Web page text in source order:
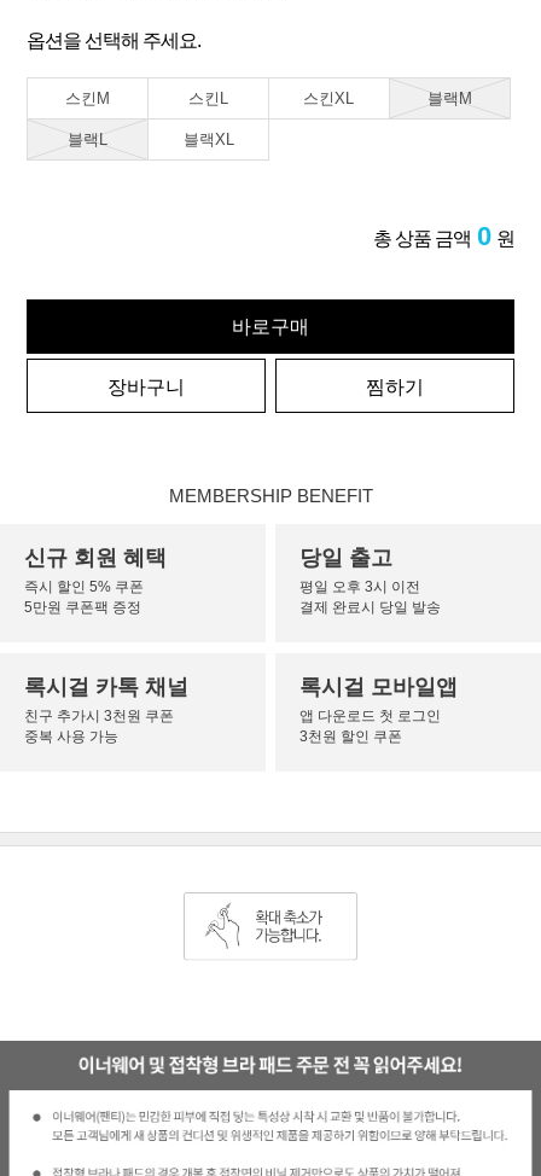
옵션을 선택해 주세요.
스킨M 스킨L 스킨XL 블랙M
블랙L 블랙XL
총 상품 금액 0 원
바로구매
장바구니 찜하기
MEMBERSHIP BENEFIT
신규 회원 혜택
즉시 할인 5% 쿠폰
5만원 쿠폰팩 증정
당일 출고
평일 오후 3시 이전
결제 완료시 당일 발송
록시걸 카톡 채널
친구 추가시 3천원 쿠폰
중복 사용 가능
록시걸 모바일앱
앱 다운로드 첫 로그인
3천원 할인 쿠폰